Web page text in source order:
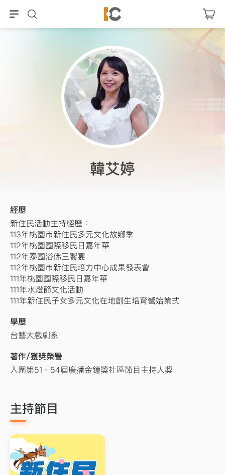
韓艾婷
經歷
新住民活動主持經歷：
113年桃園市新住民多元文化故鄉季
112年桃園國際移民日嘉年華
112年泰國浴佛三饗宴
112年桃園市新住民培力中心成果發表會
111年桃園國際移民日嘉年華
111年水燈節文化活動
111年新住民子女多元文化在地創生培育營始業式
學歷
台藝大戲劇系
著作/獲獎榮譽
入圍第51、54屆廣播金鐘獎社區節目主持人獎
主持節目